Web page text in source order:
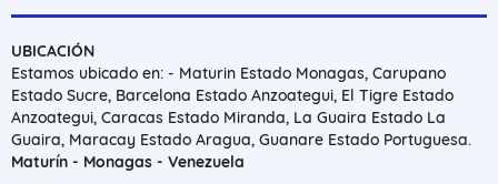
UBICACIÓN
Estamos ubicado en: - Maturin Estado Monagas, Carupano
Estado Sucre, Barcelona Estado Anzoategui, El Tigre Estado
Anzoategui, Caracas Estado Miranda, La Guaira Estado La
Guaira, Maracay Estado Aragua, Guanare Estado Portuguesa.
Maturín - Monagas - Venezuela